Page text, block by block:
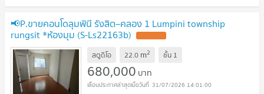
📢P.ขายคอนโดลุมพินี รังสิต–คลอง 1 Lumpini township
rungsit *ห้องมุม (S-Ls22163b)
สตูดิโอ 22.0 m2 ชั้น 1
680,000 บาท
31/07/2026 14:01:00